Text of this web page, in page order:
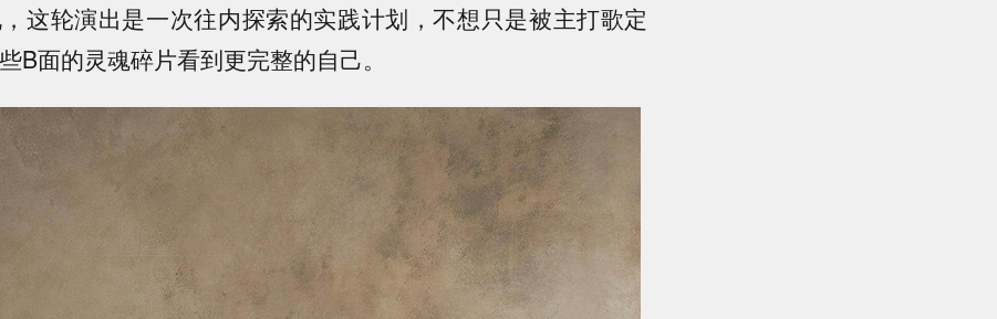
这轮演出是一次往内探索的实践计划，不想只是被主打歌定
B面的灵魂碎片看到更完整的自己。